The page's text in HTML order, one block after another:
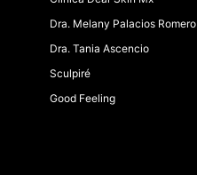
No
Dra. Melany Palacios Romero
Dra. Tania Ascencio
Sculpiré
Good Feeling